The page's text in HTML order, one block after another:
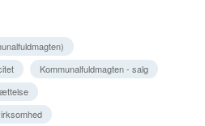
Kommunalfuldmagten - salg